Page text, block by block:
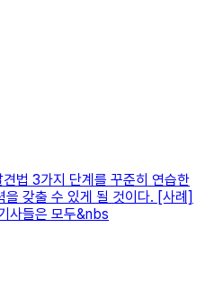
법 3가지 단계를 꾸준히 연습한
갖출 수 있게 될 것이다. [사례]
사들은 모두&nbs